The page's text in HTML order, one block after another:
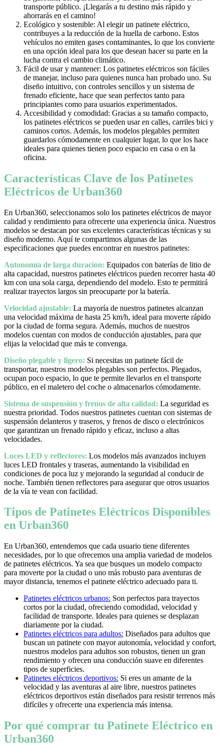
transporte público. ¡Llegarás a tu destino más rápido y
ahorrarás en el camino!
Ecológico y sostenible: Al elegir un patinete eléctrico,
contribuyes a la reducción de la huella de carbono. Estos
vehículos no emiten gases contaminantes, lo que los convierte
en una opción ideal para los que desean hacer su parte en la
lucha contra el cambio climático.
Fácil de usar y mantener: Los patinetes eléctricos son fáciles
de manejar, incluso para quienes nunca han probado uno. Su
diseño intuitivo, con controles sencillos y un sistema de
frenado eficiente, hace que sean perfectos tanto para
principiantes como para usuarios experimentados.
Accesibilidad y comodidad: Gracias a su tamaño compacto,
los patinetes eléctricos se pueden usar en calles, carriles bici y
caminos cortos. Además, los modelos plegables permiten
guardarlos cómodamente en cualquier lugar, lo que los hace
ideales para quienes tienen poco espacio en casa o en la
oficina.
Características Clave de los Patinetes
Eléctricos de Urban360
En Urban360, seleccionamos solo los patinetes eléctricos de mayor
calidad y rendimiento para ofrecerte una experiencia única. Nuestros
modelos se destacan por sus excelentes características técnicas y su
diseño moderno. Aquí te compartimos algunas de las
especificaciones que puedes encontrar en nuestros patinetes:
Autonomía de larga duración: Equipados con baterías de litio de
alta capacidad, nuestros patinetes eléctricos pueden recorrer hasta 40
km con una sola carga, dependiendo del modelo. Esto te permitirá
realizar trayectos largos sin preocuparte por la batería.
Velocidad ajustable: La mayoría de nuestros patinetes alcanzan
una velocidad máxima de hasta 25 km/h, ideal para moverte rápido
por la ciudad de forma segura. Además, muchos de nuestros
modelos cuentan con modos de conducción ajustables, para que
elijas la velocidad que más te convenga.
Diseño plegable y ligero: Si necesitas un patinete fácil de
transportar, nuestros modelos plegables son perfectos. Plegados,
ocupan poco espacio, lo que te permite llevarlos en el transporte
público, en el maletero del coche o almacenarlos cómodamente.
Sistema de suspensión y frenos de alta calidad: La seguridad es
nuestra prioridad. Todos nuestros patinetes cuentan con sistemas de
suspensión delanteros y traseros, y frenos de disco o electrónicos
que garantizan un frenado rápido y eficaz, incluso a altas
velocidades.
Luces LED y reflectores: Los modelos más avanzados incluyen
luces LED frontales y traseras, aumentando la visibilidad en
condiciones de poca luz y mejorando la seguridad al conducir de
noche. También tienen reflectores para asegurar que otros usuarios
de la vía te vean con facilidad.
Tipos de Patinetes Eléctricos Disponibles
en Urban360
En Urban360, entendemos que cada usuario tiene diferentes
necesidades, por lo que ofrecemos una amplia variedad de modelos
de patinetes eléctricos. Ya sea que busques un modelo compacto
para moverte por la ciudad o uno más robusto para aventuras de
mayor distancia, tenemos el patinete eléctrico adecuado para ti.
Patinetes eléctricos urbanos: Son perfectos para trayectos
cortos por la ciudad, ofreciendo comodidad, velocidad y
facilidad de transporte. Ideales para quienes se desplazan
diariamente por la ciudad.
Patinetes eléctricos para adultos: Diseñados para adultos que
buscan un patinete con mayor autonomía, velocidad y confort,
nuestros modelos para adultos son robustos, tienen un gran
rendimiento y ofrecen una conducción suave en diferentes
tipos de superficies.
Patinetes eléctricos deportivos: Si eres un amante de la
velocidad y las aventuras al aire libre, nuestros patinetes
eléctricos deportivos están diseñados para resistir terrenos más
difíciles y ofrecerte una experiencia más intensa.
Por qué comprar tu Patinete Eléctrico en
Urban360